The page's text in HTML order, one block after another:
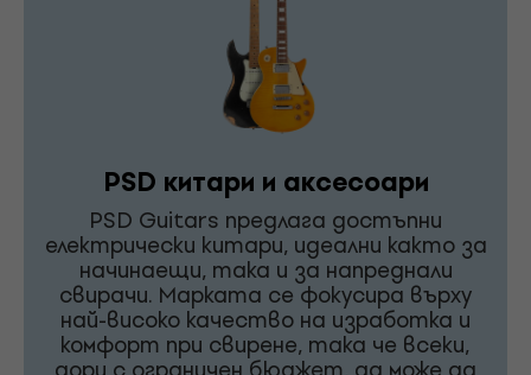
PSD китари и аксесоари
PSD Guitars предлага достъпни
електрически китари, идеални както за
начинаещи, така и за напреднали
свирачи. Марката се фокусира върху
най-високо качество на изработка и
комфорт при свирене, така че всеки,